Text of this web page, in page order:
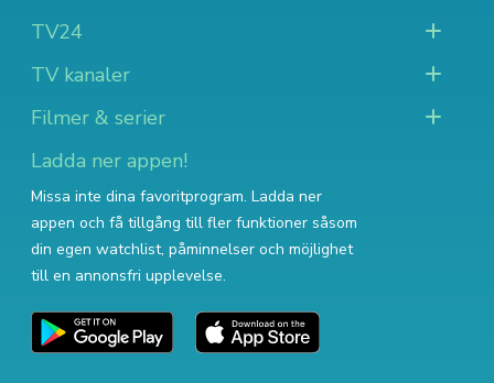
TV24
TV kanaler
Filmer & serier
Ladda ner appen!
Missa inte dina favoritprogram. Ladda ner
appen och få tillgång till fler funktioner såsom
din egen watchlist, påminnelser och möjlighet
till en annonsfri upplevelse.